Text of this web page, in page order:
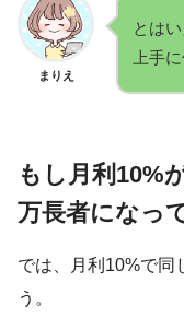
まりえ
とは
上手
もし月利10%
万長者になっ
では、月利10%で同
う。